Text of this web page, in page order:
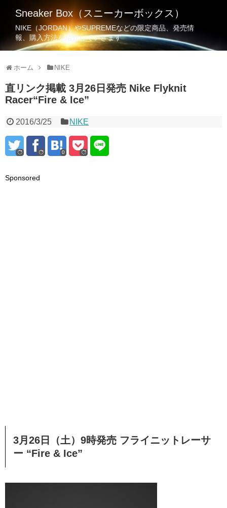
Sneaker Box（スニーカーボックス）
NIKE（JORDAN）やSUPREMEなどの限定商品、発売情
報、購入方法を紹介していきます
ホーム NIKE
直リンク掲載 3月26日発売 Nike Flyknit
Racer“Fire & Ice”
2016/3/25 NIKE
0
Sponsored
3月26日（土）9時発売 フライニットレーサ
ー “Fire & Ice”